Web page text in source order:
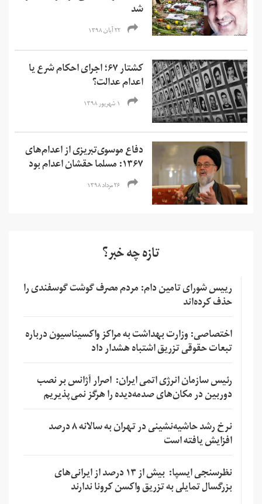
شد
۲۲ آبان ۱۳۹۸
کشتار ۶۷؛ اجرای احکام شرع یا
اعدام عدالت؟
۱ شهریور ۱۳۹۸
دفاع موسوی‌تبریزی از اعدام‌های
۱۳۶۷: مسلما حقشان اعدام بود
۲۶ مرداد ۱۳۹۸
تازه چه خبر؟
رییس شورای تامین دام: مردم مصرف گوشت گوسفندی را
حذف کرده‌اند
اختصاصی: وزارت بهداشت به مراکز واکسیناسیون درباره
تبعات حقوقی تزریق اشتباه هشدار داد
رئیس سازمان انرژی اتمی ایران: اصرار آژانس بر نصب
دوربین در مکان‌های صدمه‌دیده را هرگز نمی‌پذیریم
نرخ رشد حاشیه‌نشینی در تهران به سالانه ۸ درصد
افزایش یافته است
نظرسنجی ایسپا: بیش از ۱۳ درصد از ایرانی‌های
بزرگسال تمایلی به تزریق واکسن کرونا ندارند